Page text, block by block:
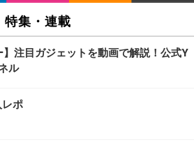
特集・連載
】注目ガジェットを動画で解説！公式Y
ル
ポ